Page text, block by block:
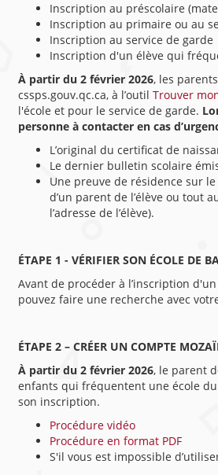
Inscription au préscolaire
Inscription au primaire ou au
Inscription au service de garde
Inscription d'un élève qui
À partir du 2 février 2026, les
cssps.gouv.qc.ca, à l’outil Trouver
l'école et pour le service de garde.
personne à contacter en cas
L’original du certificat de
Le dernier bulletin scolaire
Une preuve de résidence sur
d’un parent de l’élève ou tout
l’adresse de l’élève).
ÉTAPE 1 - VÉRIFIER SON ÉCOLE DE
Avant de procéder à l’inscription
pouvez faire une recherche avec
ÉTAPE 2 – CRÉER UN COMPTE
À partir du 2 février 2026, le parent
enfants qui fréquentent une école
son inscription.
Procédure vidéo
Procédure en format PDF
S'il vous est impossible